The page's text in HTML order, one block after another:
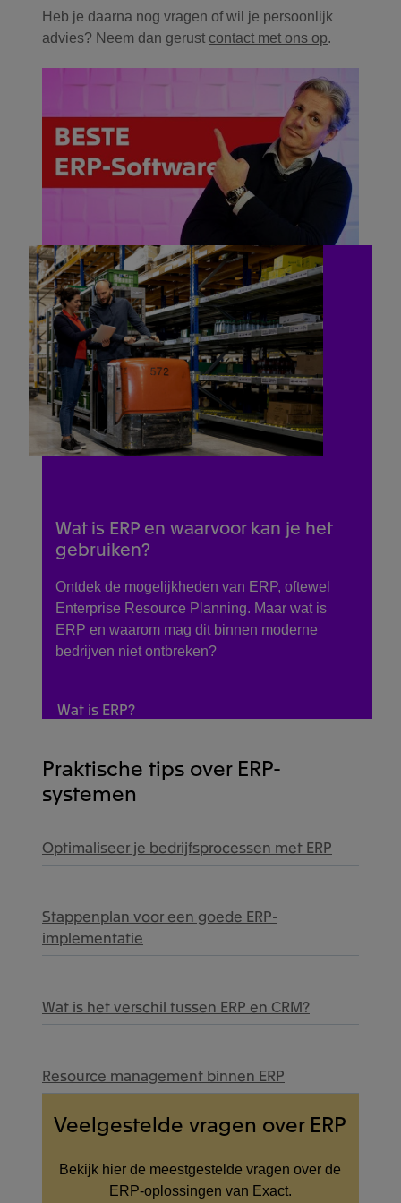
Heb je daarna nog vragen of wil je persoonlijk
advies? Neem dan gerust contact met ons op.
Wat is ERP en waarvoor kan je het
gebruiken?
Ontdek de mogelijkheden van ERP, oftewel
Enterprise Resource Planning. Maar wat is
ERP en waarom mag dit binnen moderne
bedrijven niet ontbreken?
Wat is ERP?
Praktische tips over ERP-
systemen
Optimaliseer je bedrijfsprocessen met ERP
Stappenplan voor een goede ERP-
implementatie
Wat is het verschil tussen ERP en CRM?
Resource management binnen ERP
Veelgestelde vragen over ERP
Bekijk hier de meestgestelde vragen over de
ERP-oplossingen van Exact.